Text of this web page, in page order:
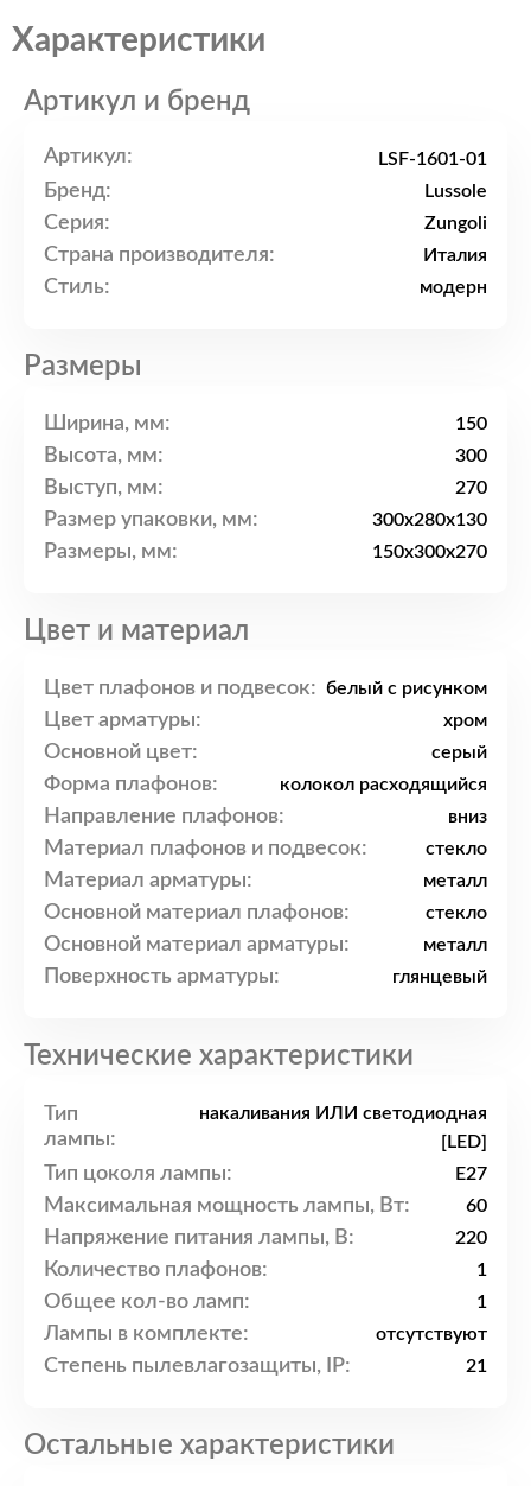
Характеристики
Артикул и бренд
Артикул: LSF-1601-01
Бренд: Lussole
Серия: Zungoli
Страна производителя: Италия
Стиль: модерн
Размеры
Ширина, мм: 150
Высота, мм: 300
Выступ, мм: 270
Размер упаковки, мм: 300x280x130
Размеры, мм: 150x300x270
Цвет и материал
Цвет плафонов и подвесок: белый с рисунком
Цвет арматуры: хром
Основной цвет: серый
Форма плафонов: колокол расходящийся
Направление плафонов: вниз
Материал плафонов и подвесок: стекло
Материал арматуры: металл
Основной материал плафонов: стекло
Основной материал арматуры: металл
Поверхность арматуры: глянцевый
Технические характеристики
Тип
лампы:
накаливания ИЛИ светодиодная
[LED]
Тип цоколя лампы: E27
Максимальная мощность лампы, Вт: 60
Напряжение питания лампы, В: 220
Количество плафонов: 1
Общее кол-во ламп: 1
Лампы в комплекте: отсутствуют
Степень пылевлагозащиты, IP: 21
Остальные характеристики